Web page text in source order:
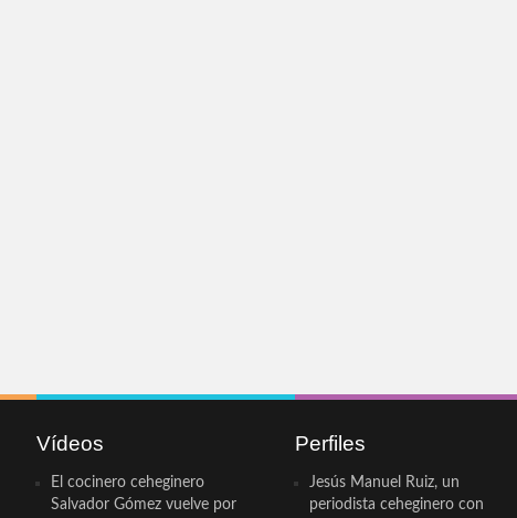
Vídeos
El cocinero ceheginero
Salvador Gómez vuelve por
Perfiles
Jesús Manuel Ruiz, un
periodista ceheginero con